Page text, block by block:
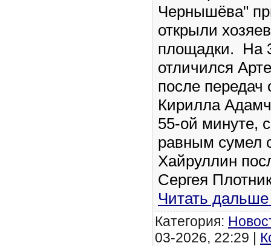
Чернышёва"
открыли
площадки. На
отличился
после передач
Кирилла
55-ой минуте,
равным сумел
Хайруллин
Сергея
Читать
Категория:
03-2026, 22:29 |